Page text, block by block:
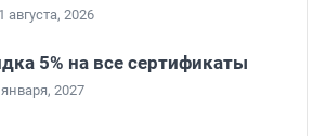
августа, 2026
5% на все сертификаты
2027